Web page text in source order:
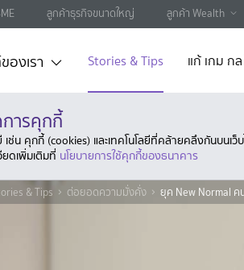
ลูกค้าธุรกิจขนาดใหญ่ ลูกค้า Wealth
งเรา Stories & Tips แก้ เกม ก
การคุกกี้
เช่น คุกกี้ (cookies) และเทคโนโลยีที่คล้ายคลึงกันบน
ดเพิ่มเติมที่ นโยบายการใช้คุกกี้ของธนาคาร
& Tips ต่อยอดความมั่งคั่ง ยุค New Normal ค